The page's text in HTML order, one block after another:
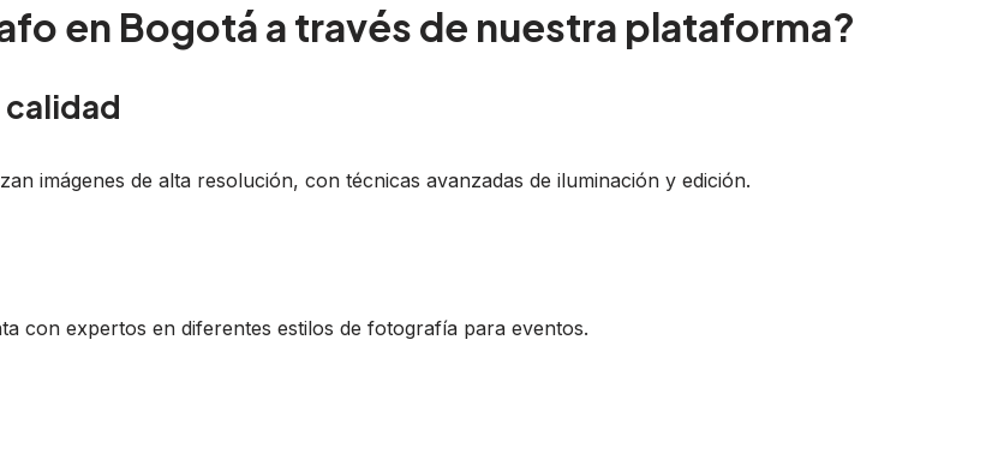
en Bogotá a través de nuestra plataforma?
calidad
imágenes de alta resolución, con técnicas avanzadas de iluminación y edición.
con expertos en diferentes estilos de fotografía para eventos.